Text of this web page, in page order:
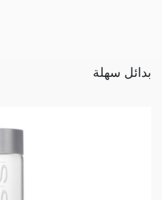
بدائل سهلة